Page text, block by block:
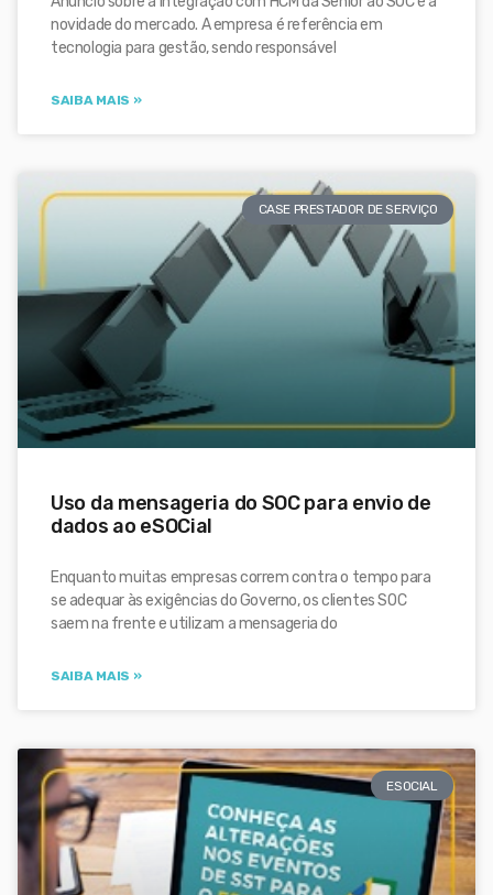
novidade do mercado. A empresa é referência em
tecnologia para gestão, sendo responsável
SAIBA MAIS »
CASE PRESTADOR DE SERVIÇO
Uso da mensageria do SOC para envio de
dados ao eSOCial
Enquanto muitas empresas correm contra o tempo para
se adequar às exigências do Governo, os clientes SOC
saem na frente e utilizam a mensageria do
SAIBA MAIS »
ESOCIAL